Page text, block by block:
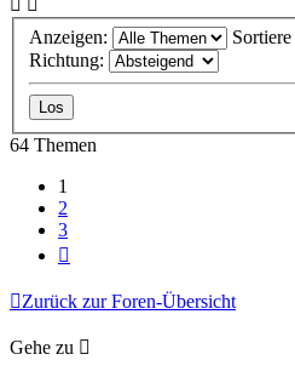
Anzeigen:
Richtung:
64 Themen
1
2
3
Zurück zur Foren-Übersicht
Gehe zu